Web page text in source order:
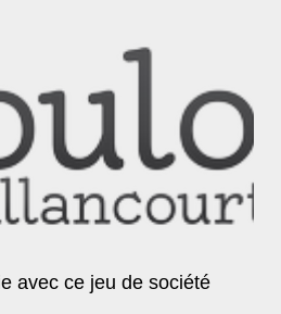
avec ce jeu de société